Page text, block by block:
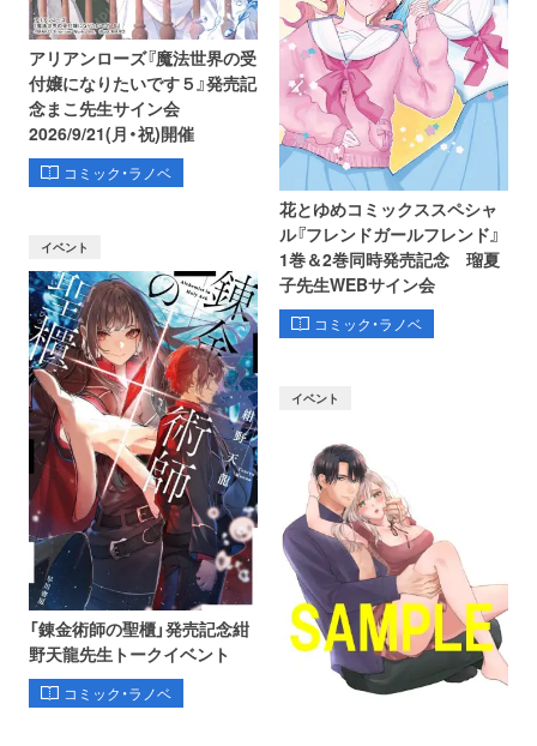
アリアンローズ『魔法世界の受
付嬢になりたいです５』発売記
念まこ先生サイン会
2026/9/21(月・祝)開催
コミック・ラノベ
花とゆめコミックススペシャ
ル『フレンドガールフレンド』
1巻＆2巻同時発売記念 瑠夏
子先生WEBサイン会
コミック・ラノベ
イベント
「錬金術師の聖櫃」発売記念紺
野天龍先生トークイベント
コミック・ラノベ
イベント